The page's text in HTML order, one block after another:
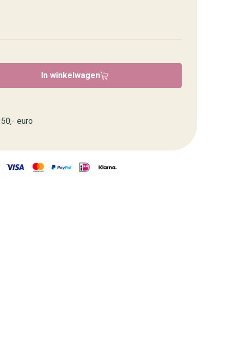
In winkelwagen
euro